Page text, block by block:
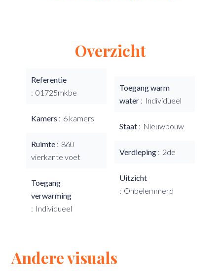
Overzicht
Referentie
01725mkbe
Kamers 6 kamers
Ruimte
860
vierkante voet
Toegang
verwarming
Individueel
Toegang warm
water
Individueel
Staat Nieuwbouw
Verdieping 2de
Uitzicht
Onbelemmerd
Andere visuals